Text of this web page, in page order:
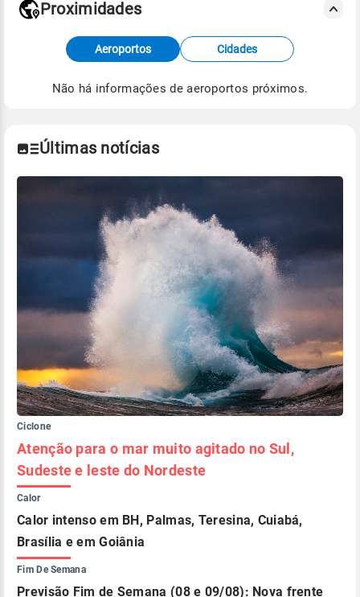
Fonte: dados combinados de estações
meteorológicas e satélite do Centro de Previsão
de Tempo e Estudos Climáticos (CPTEC).
Proximidades
Aeroportos Cidades
Não há informações de aeroportos próximos.
Últimas notícias
Ciclone
Atenção para o mar muito agitado no Sul,
Sudeste e leste do Nordeste
Calor
Calor intenso em BH, Palmas, Teresina, Cuiabá,
Brasília e em Goiânia
Fim De Semana
Previsão Fim de Semana (08 e 09/08): Nova frente